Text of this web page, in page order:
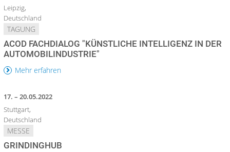
Leipzig,
Deutschland
TAGUNG
ACOD FACHDIALOG "KÜNSTLICHE INTELLIGENZ IN DER
AUTOMOBILINDUSTRIE"
Mehr erfahren
17. – 20.05.2022
Stuttgart,
Deutschland
MESSE
GRINDINGHUB